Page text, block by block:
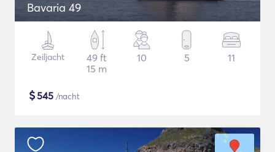
Bavaria 49
Zeiljacht
49 ft
15 m
10 5 11
$545 /nacht